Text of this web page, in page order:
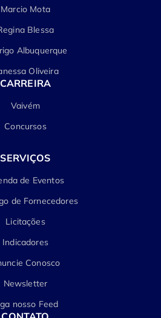
Marcio Mota
Blessa
Albuquerque
Oliveira
CARREIRA
Vaivém
Concursos
SERVIÇOS
de Eventos
de Fornecedores
Licitações
Indicadores
Conosco
Newsletter
nosso Feed